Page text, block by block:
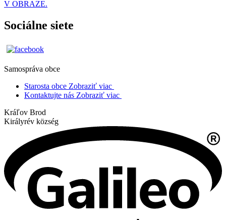
V OBRAZE.
Sociálne siete
Samospráva obce
Starosta obce Zobraziť viac
Kontaktujte nás Zobraziť viac
Kráľov Brod
Királyrév község